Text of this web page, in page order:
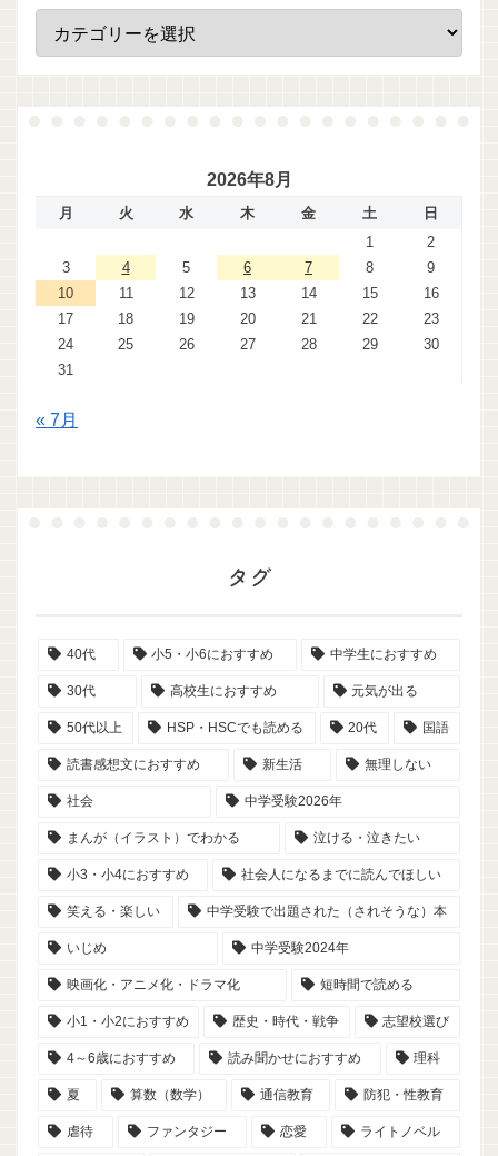
2026年8月
月 火 水 木 金 土
日
1
2
3
4 5 6 7 8
9
10
11 12 13 14 15
16
17
18 19 20 21 22
23
24
25 26 27 28 29
30
31
« 7月
タグ
40代 小5・小6におすすめ 中学生におすすめ
30代 高校生におすすめ 元気が出る
50代以上 HSP・HSCでも読める 20代 国語
読書感想文におすすめ 新生活 無理しない
社会 中学受験2026年
まんが（イラスト）でわかる 泣ける・泣きたい
小3・小4におすすめ 社会人になるまでに読んでほしい
笑える・楽しい 中学受験で出題された（されそうな）本
いじめ 中学受験2024年
映画化・アニメ化・ドラマ化 短時間で読める
小1・小2におすすめ 歴史・時代・戦争 志望校選び
4～6歳におすすめ 読み聞かせにおすすめ 理科
夏 算数（数学） 通信教育 防犯・性教育
虐待 ファンタジー 恋愛 ライトノベル